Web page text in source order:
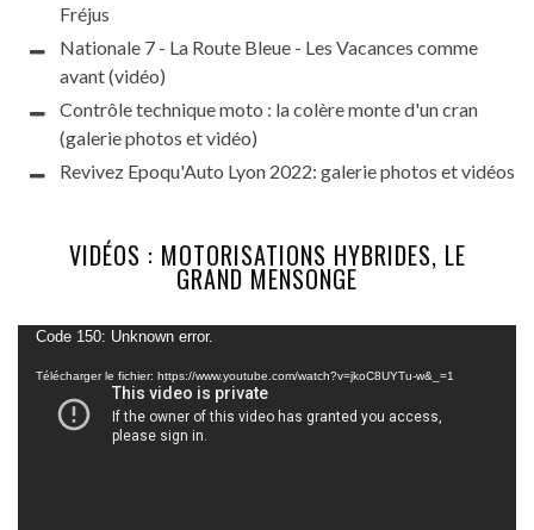
Fréjus
Nationale 7 - La Route Bleue - Les Vacances comme
avant (vidéo)
Contrôle technique moto : la colère monte d'un cran
(galerie photos et vidéo)
Revivez Epoqu'Auto Lyon 2022: galerie photos et vidéos
VIDÉOS : MOTORISATIONS HYBRIDES, LE
GRAND MENSONGE
Lecteur
vidéo
Code 150: Unknown error.
Télécharger le fichier: https://www.youtube.com/watch?v=jkoC8UYTu-w&_=1